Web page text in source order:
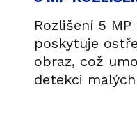
Rozlišení 5
poskytuje
obraz, což
detekci